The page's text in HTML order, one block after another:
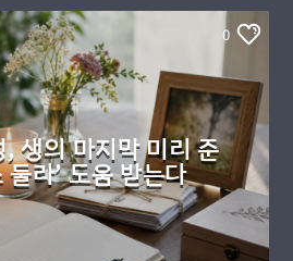
0
생의 마지막 미리 준
둘라’ 도움 받는다